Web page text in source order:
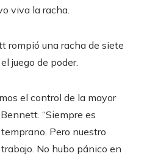
viva la racha.
rompió una racha de siete
juego de poder.
el control de la mayor
“Siempre es
Pero nuestro
No hubo pánico en